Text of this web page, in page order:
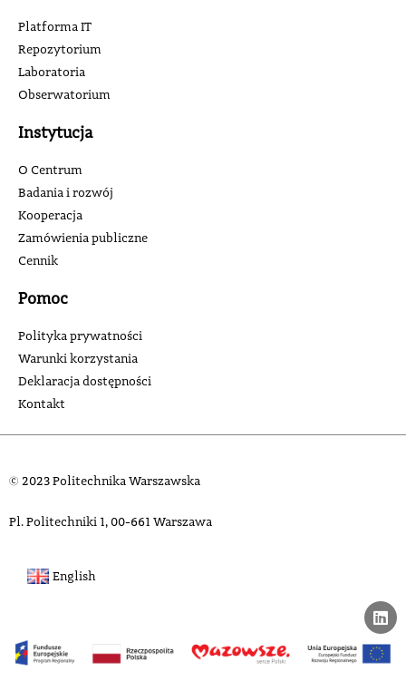
Platforma IT
Repozytorium
Laboratoria
Obserwatorium
Instytucja
O Centrum
Badania i rozwój
Kooperacja
Zamówienia publiczne
Cennik
Pomoc
Polityka prywatności
Warunki korzystania
Deklaracja dostępności
Kontakt
© 2023 Politechnika Warszawska
Pl. Politechniki 1, 00-661 Warszawa
English